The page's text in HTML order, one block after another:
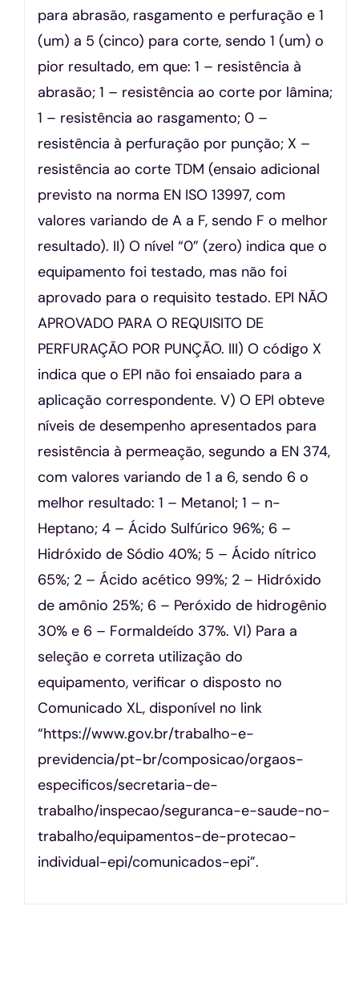
para abrasão, rasgamento e perfuração e 1
(um) a 5 (cinco) para corte, sendo 1 (um) o
pior resultado, em que: 1 – resistência à
abrasão; 1 – resistência ao corte por lâmina;
1 – resistência ao rasgamento; 0 –
resistência à perfuração por punção; X –
resistência ao corte TDM (ensaio adicional
previsto na norma EN ISO 13997, com
valores variando de A a F, sendo F o melhor
resultado). II) O nível “0” (zero) indica que o
equipamento foi testado, mas não foi
aprovado para o requisito testado. EPI NÃO
APROVADO PARA O REQUISITO DE
PERFURAÇÃO POR PUNÇÃO. III) O código X
indica que o EPI não foi ensaiado para a
aplicação correspondente. V) O EPI obteve
níveis de desempenho apresentados para
resistência à permeação, segundo a EN 374,
com valores variando de 1 a 6, sendo 6 o
melhor resultado: 1 – Metanol; 1 – n-
Heptano; 4 – Ácido Sulfúrico 96%; 6 –
Hidróxido de Sódio 40%; 5 – Ácido nítrico
65%; 2 – Ácido acético 99%; 2 – Hidróxido
de amônio 25%; 6 – Peróxido de hidrogênio
30% e 6 – Formaldeído 37%. VI) Para a
seleção e correta utilização do
equipamento, verificar o disposto no
Comunicado XL, disponível no link
“https://www.gov.br/trabalho-e-
previdencia/pt-br/composicao/orgaos-
especificos/secretaria-de-
trabalho/inspecao/seguranca-e-saude-no-
trabalho/equipamentos-de-protecao-
individual-epi/comunicados-epi”.